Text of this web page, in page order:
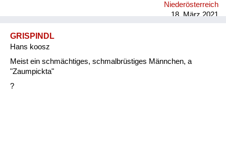
Niederösterreich
18. März 2021
GRISPINDL
Hans koosz
Meist ein schmächtiges, schmalbrüstiges Männchen, a
"Zaumpickta"
?